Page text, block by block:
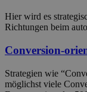
Hier wird es
Richtungen beim
Conversion-
Strategien wie
möglichst viele